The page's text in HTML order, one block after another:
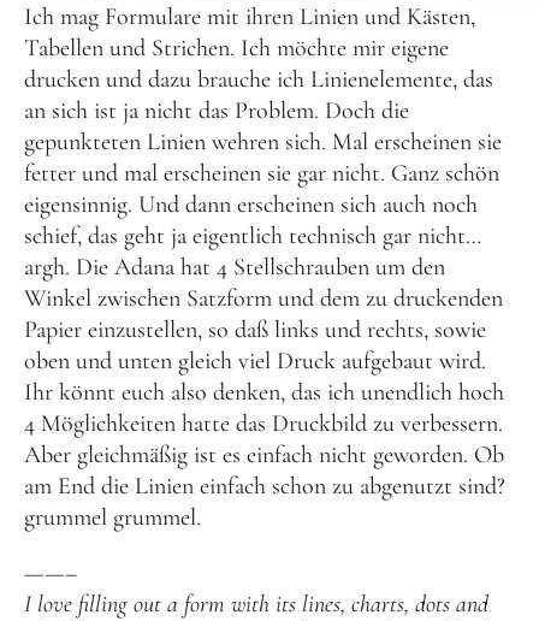
Ich mag Formulare mit ihren Linien und Kästen,
Tabellen und Strichen. Ich möchte mir eigene
drucken und dazu brauche ich Linienelemente, das
an sich ist ja nicht das Problem. Doch die
gepunkteten Linien wehren sich. Mal erscheinen sie
fetter und mal erscheinen sie gar nicht. Ganz schön
eigensinnig. Und dann erscheinen sich auch noch
schief, das geht ja eigentlich technisch gar nicht…
argh. Die Adana hat 4 Stellschrauben um den
Winkel zwischen Satzform und dem zu druckenden
Papier einzustellen, so daß links und rechts, sowie
oben und unten gleich viel Druck aufgebaut wird.
Ihr könnt euch also denken, das ich unendlich hoch
4 Möglichkeiten hatte das Druckbild zu verbessern.
Aber gleichmäßig ist es einfach nicht geworden. Ob
am End die Linien einfach schon zu abgenutzt sind?
grummel grummel.
——–
I love filling out a form with its lines, charts, dots and